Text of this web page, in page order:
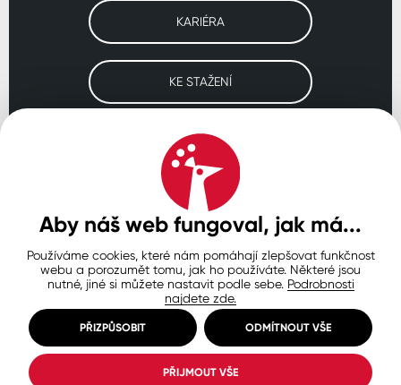
KARIÉRA
KE STAŽENÍ
Navštivte naše pobočky
SLOVENSKO POLSKO
Ochrana osobních údajů
Zásady používání souborů cookie
Nastavení cookies
© Copyright 2026 COLORLAK
Created by inCUBE
Aby náš web fungoval, jak má...
Používáme cookies, které nám pomáhají zlepšovat funkčnost
webu a porozumět tomu, jak ho používáte. Některé jsou
nutné, jiné si můžete nastavit podle sebe. Podrobnosti
najdete zde.
PŘIZPŮSOBIT ODMÍTNOUT VŠE
PŘIJMOUT VŠE